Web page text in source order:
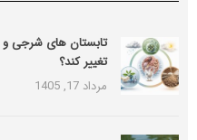
تابستان های شرجی و
تغییر کند؟
مرداد 17, 1405